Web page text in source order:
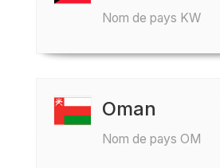
Nom de pays KW
Oman
Nom de pays OM